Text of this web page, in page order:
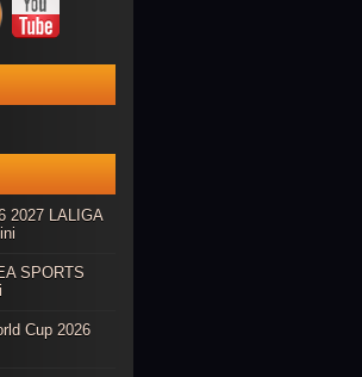
2027 LALIGA
SPORTS
Cup 2026